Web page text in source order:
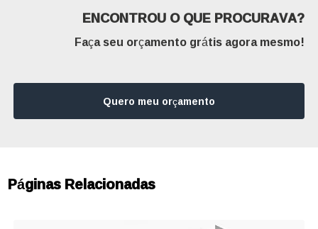
ENCONTROU O QUE PROCURAVA?
Faça seu orçamento grátis agora mesmo!
Quero meu orçamento
Páginas Relacionadas